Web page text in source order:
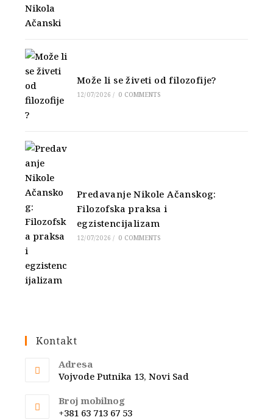
Može li se živeti od filozofije?
12/07/2026 / 0 COMMENTS
Predavanje Nikole Ačanskog:
Filozofska praksa i
egzistencijalizam
12/07/2026 / 0 COMMENTS
Kontakt
Adresa
Vojvode Putnika 13, Novi Sad
Broj mobilnog
+381 63 713 67 53